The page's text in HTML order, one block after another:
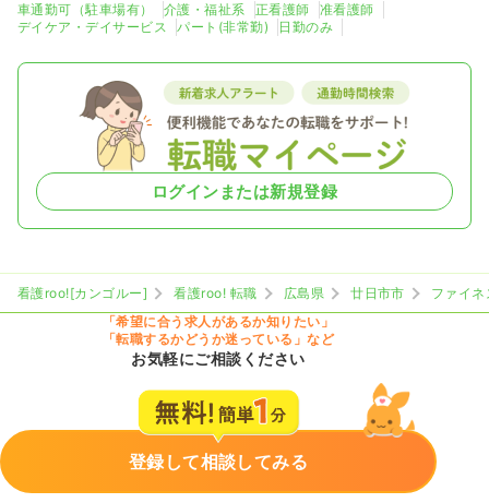
車通勤可（駐車場有） 介護・福祉系 正看護師
准看護師
デイケア・デイサービス
パート(非常勤) 日勤のみ
ログインまたは新規登録
看護roo![カンゴルー] 看護roo! 転職 広島県 廿日市市
ファイ
「希望に合う求人があるか知りたい」
「転職するかどうか迷っている」など
お気軽にご相談ください
登録して相談してみる